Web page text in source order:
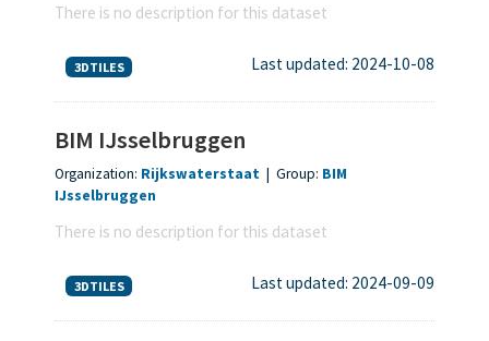
There is no description for this dataset
3DTILES Last updated: 2024-10-08
BIM IJsselbruggen
Organization: Rijkswaterstaat | Group: BIM
IJsselbruggen
There is no description for this dataset
3DTILES Last updated: 2024-09-09